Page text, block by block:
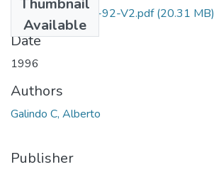
Available
1106-05-023-92-V2.pdf(20.31 MB)
Date
1996
Authors
Galindo C, Alberto
Publisher